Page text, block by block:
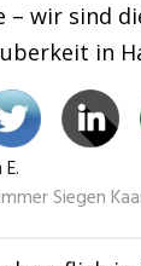
– wir sind
in
Siegen